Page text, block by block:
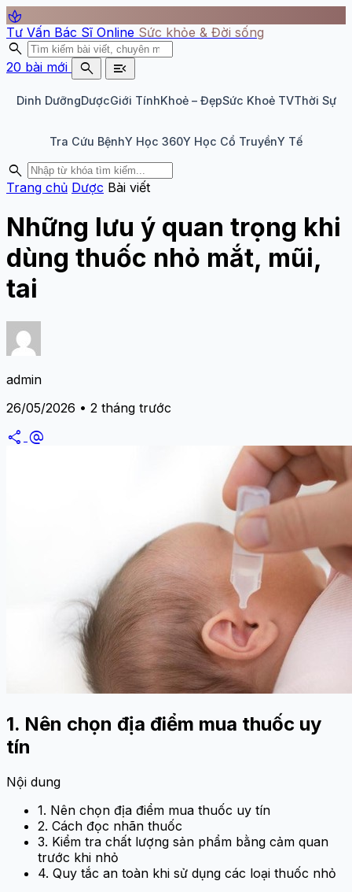
spa
Tư Vấn Bác Sĩ Online Sức khỏe & Đời sống
search
20 bài mới search menu_open
Dinh DưỡngDượcGiới TínhKhoẻ – ĐẹpSức Khoẻ TVThời Sự
Tra Cứu BệnhY Học 360Y Học Cổ TruyềnY Tế
search
Trang chủ Dược Bài viết
Những lưu ý quan trọng khi
dùng thuốc nhỏ mắt, mũi,
tai
admin
26/05/2026 • 2 tháng trước
share alternate_email
1. Nên chọn địa điểm mua thuốc uy
tín
Nội dung
1. Nên chọn địa điểm mua thuốc uy tín
2. Cách đọc nhãn thuốc
3. Kiểm tra chất lượng sản phẩm bằng cảm quan
trước khi nhỏ
4. Quy tắc an toàn khi sử dụng các loại thuốc nhỏ